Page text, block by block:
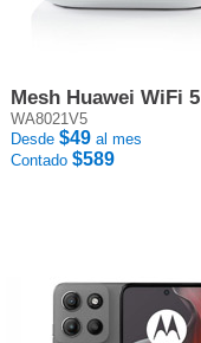
Mesh Huawei WiFi 5
WA8021V5
Desde $49 al mes
Contado $589